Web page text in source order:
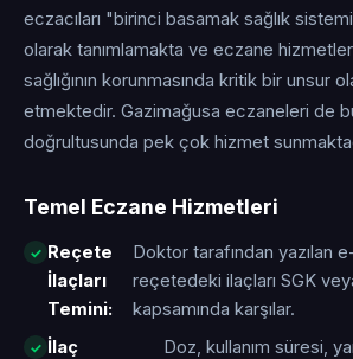
eczacıları "birinci basamak sağlık
olarak tanımlamakta ve eczane
sağlığının korunmasında kritik bir unsur
etmektedir. Gazimağusa eczaneleri de
doğrultusunda pek çok hizmet
Temel Eczane Hizmetleri
Reçete
İlaçları
Temini:
Doktor tarafından yazılan
reçetedeki ilaçları SGK
kapsamında karşılar.
İlaç
Doz, kullanım süresi,